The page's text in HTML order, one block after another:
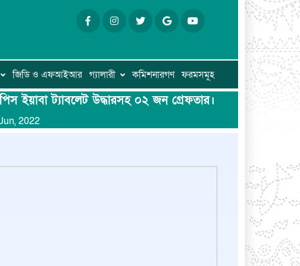
জিডি ও এফআইআর গ্যালারী কমিশনারগণ ফরমসমূহ
ইয়াবা ট্যাবলেট উদ্ধারসহ ০২ জন গ্রেফতার।
2022